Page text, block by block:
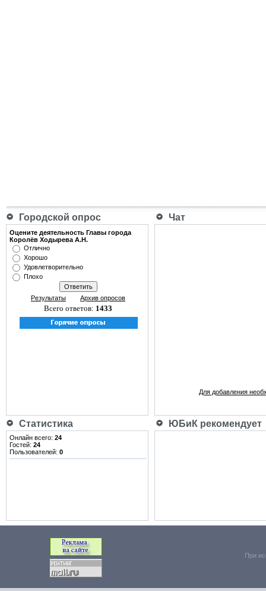
Городской опрос Чат
Оцените деятельность Главы города
Королёв Ходырева А.Н.
Отлично
Хорошо
Удовлетворительно
Плохо
Результаты Архив опросов
Всего ответов: 1433
Для добавления
Статистика ЮБиК рекомендует
Онлайн всего: 24
Гостей: 24
Пользователей: 0
При